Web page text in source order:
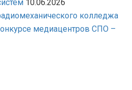
10.06.2026
колледжа
медиацентров СПО –